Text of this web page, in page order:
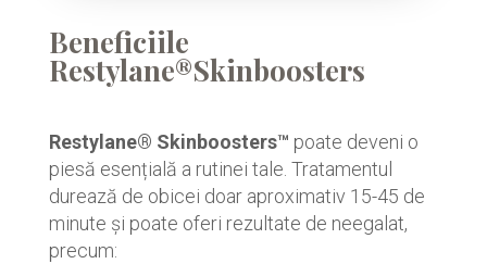
Beneficiile
Restylane®Skinboosters
Restylane® Skinboosters™ poate deveni o
piesă esențială a rutinei tale. Tratamentul
durează de obicei doar aproximativ 15-45 de
minute și poate oferi rezultate de neegalat,
precum: